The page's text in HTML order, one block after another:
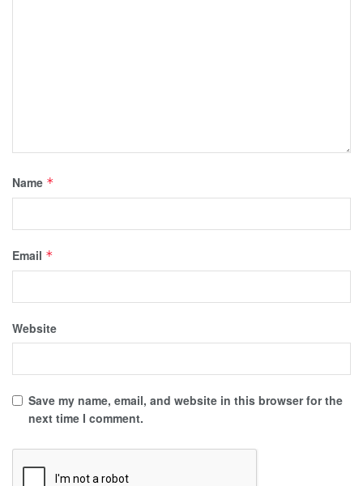
Name *
Email *
Website
Save my name, email, and website in this browser for the
next time I comment.